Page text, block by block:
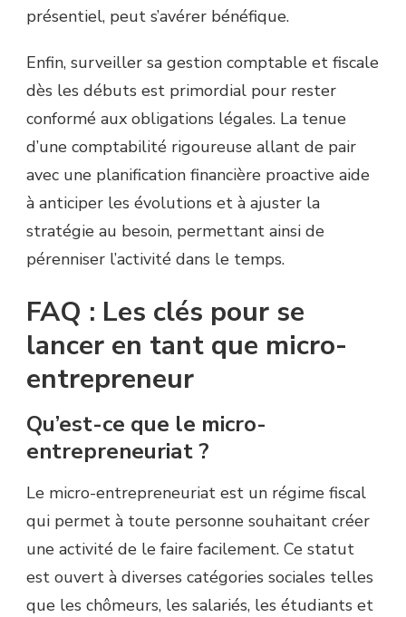
présentiel, peut s’avérer bénéfique.
Enfin, surveiller sa gestion comptable et fiscale
dès les débuts est primordial pour rester
conformé aux obligations légales. La tenue
d’une comptabilité rigoureuse allant de pair
avec une planification financière proactive aide
à anticiper les évolutions et à ajuster la
stratégie au besoin, permettant ainsi de
pérenniser l’activité dans le temps.
FAQ : Les clés pour se
lancer en tant que micro-
entrepreneur
Qu’est-ce que le micro-
entrepreneuriat ?
Le micro-entrepreneuriat est un régime fiscal
qui permet à toute personne souhaitant créer
une activité de le faire facilement. Ce statut
est ouvert à diverses catégories sociales telles
que les chômeurs, les salariés, les étudiants et